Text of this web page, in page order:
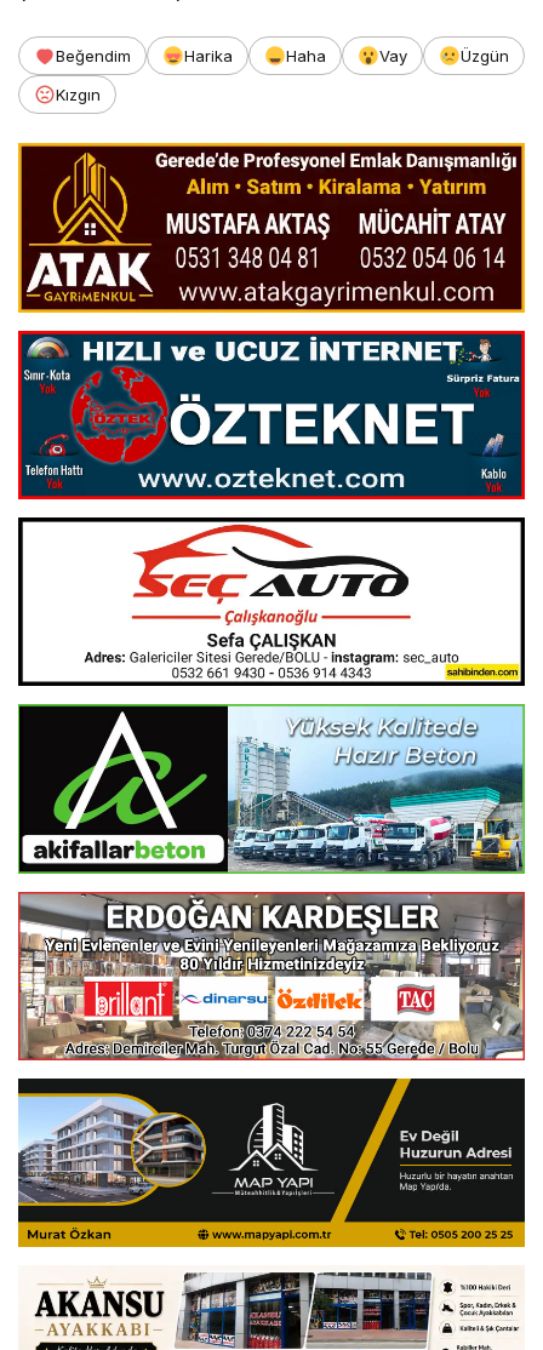
Beğendim Harika Haha Vay
Üzgün
Kızgın